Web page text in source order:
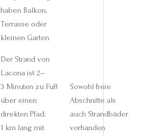
haben Balkon,
Terrasse oder
kleinen Garten
Der Strand von
Lacona ist 2–
3 Minuten zu Fuß
über einen
direkten Pfad;
1 km lang mit
Sowohl freie
Abschnitte als
auch Strandbäder
vorhanden